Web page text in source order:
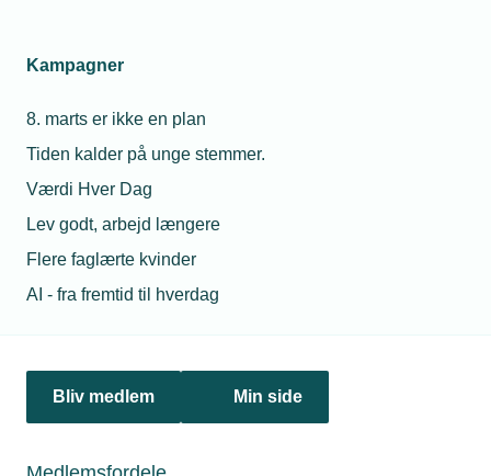
Kampagner
8. marts er ikke en plan
Tiden kalder på unge stemmer.
Værdi Hver Dag
Lev godt, arbejd længere
Flere faglærte kvinder
AI - fra fremtid til hverdag
Bliv medlem Min side
Politik & analyse
jura@tekniq.dk
tekniq@tekniq.dk